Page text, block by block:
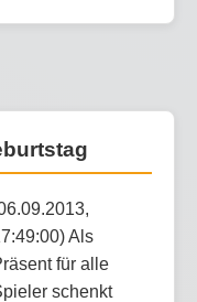
Als
für alle
schenkt